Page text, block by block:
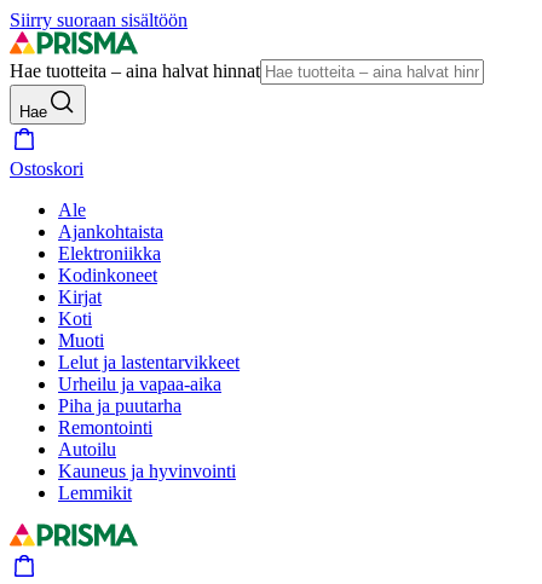
Siirry suoraan sisältöön
Hae tuotteita – aina halvat hinnat
Hae
Ostoskori
Ale
Ajankohtaista
Elektroniikka
Kodinkoneet
Kirjat
Koti
Muoti
Lelut ja lastentarvikkeet
Urheilu ja vapaa-aika
Piha ja puutarha
Remontointi
Autoilu
Kauneus ja hyvinvointi
Lemmikit